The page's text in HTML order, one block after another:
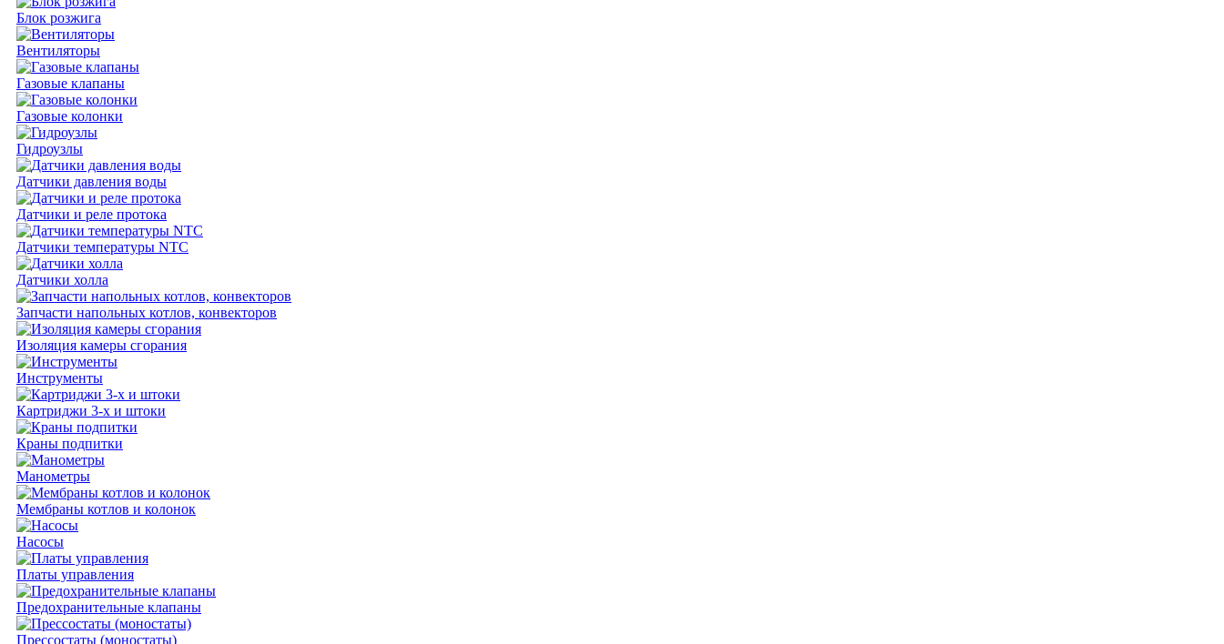
Блок розжига
Вентиляторы
Газовые клапаны
Газовые колонки
Гидроузлы
Датчики давления воды
Датчики и реле протока
Датчики температуры NTC
Датчики холла
Запчасти напольных котлов, конвекторов
Изоляция камеры сгорания
Инструменты
Картриджи 3-х и штоки
Краны подпитки
Манометры
Мембраны котлов и колонок
Насосы
Платы управления
Предохранительные клапаны
Прессостаты (моностаты)